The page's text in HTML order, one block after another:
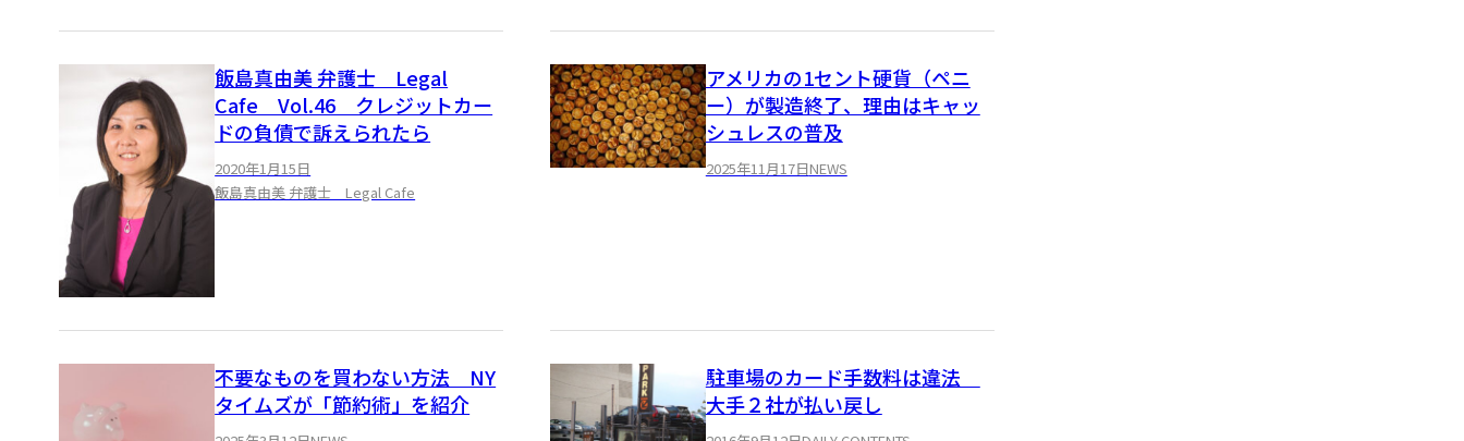
飯島真由美 弁護士 Legal
Cafe Vol.46 クレジットカー
ドの負債で訴えられたら
2020年1月15日
飯島真由美 弁護士 Legal Cafe
アメリカの1セント硬貨（ペニ
ー）が製造終了、理由はキャッ
シュレスの普及
2025年11月17日NEWS
不要なものを買わない方法 NY
タイムズが「節約術」を紹介
駐車場のカード手数料は違法
大手２社が払い戻し